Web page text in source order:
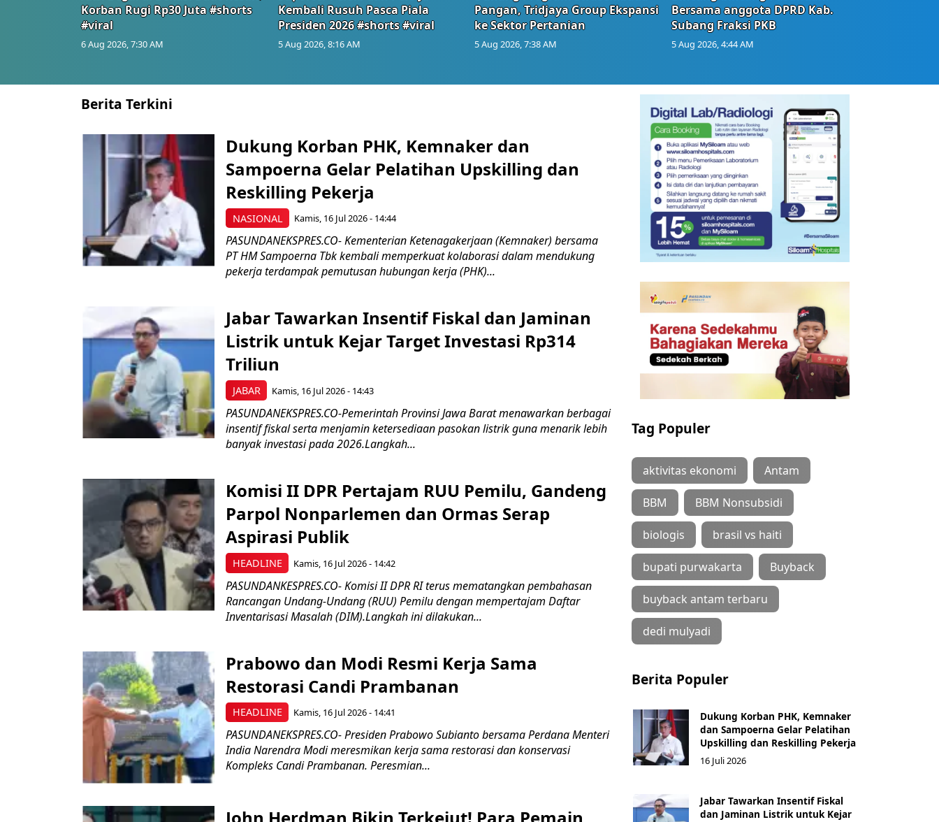
Korban Rugi Rp30 Juta #shorts
#viral
6 Aug 2026, 7:30 AM
Kembali Rusuh Pasca Piala
Presiden 2026 #shorts #viral
5 Aug 2026, 8:16 AM
Pangan, Tridjaya Group Ekspansi
ke Sektor Pertanian
5 Aug 2026, 7:38 AM
Bersama anggota DPRD Kab.
Subang Fraksi PKB
5 Aug 2026, 4:44 AM
Berita Terkini
NASIONAL
Dukung Korban PHK, Kemnaker dan
Sampoerna Gelar Pelatihan Upskilling dan
Reskilling Pekerja
Kamis, 16 Jul 2026 - 14:44
PASUNDANEKSPRES.CO- Kementerian Ketenagakerjaan (Kemnaker) bersama
PT HM Sampoerna Tbk kembali memperkuat kolaborasi dalam mendukung
pekerja terdampak pemutusan hubungan kerja (PHK)...
JABAR
Jabar Tawarkan Insentif Fiskal dan Jaminan
Listrik untuk Kejar Target Investasi Rp314
Triliun
Kamis, 16 Jul 2026 - 14:43
PASUNDANEKSPRES.CO-Pemerintah Provinsi Jawa Barat menawarkan berbagai
insentif fiskal serta menjamin ketersediaan pasokan listrik guna menarik lebih
banyak investasi pada 2026.Langkah...
HEADLINE
Komisi II DPR Pertajam RUU Pemilu, Gandeng
Parpol Nonparlemen dan Ormas Serap
Aspirasi Publik
Kamis, 16 Jul 2026 - 14:42
PASUNDANKESPRES.CO- Komisi II DPR RI terus mematangkan pembahasan
Rancangan Undang-Undang (RUU) Pemilu dengan mempertajam Daftar
Inventarisasi Masalah (DIM).Langkah ini dilakukan...
HEADLINE
Prabowo dan Modi Resmi Kerja Sama
Restorasi Candi Prambanan
Kamis, 16 Jul 2026 - 14:41
PASUNDANEKSPRES.CO- Presiden Prabowo Subianto bersama Perdana Menteri
India Narendra Modi meresmikan kerja sama restorasi dan konservasi
Kompleks Candi Prambanan. Peresmian...
John Herdman Bikin Terkejut! Para Pemain
Tag Populer
aktivitas ekonomi Antam
BBM BBM Nonsubsidi
biologis brasil vs haiti
bupati purwakarta Buyback
buyback antam terbaru
dedi mulyadi
Berita Populer
Dukung Korban PHK, Kemnaker
dan Sampoerna Gelar Pelatihan
Upskilling dan Reskilling Pekerja
16 Juli 2026
Jabar Tawarkan Insentif Fiskal
dan Jaminan Listrik untuk Kejar